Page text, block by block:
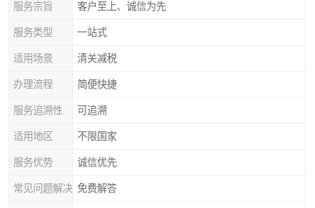
服务宗旨 客户至上、诚信为先
服务类型 一站式
适用场景 清关减税
办理流程 简便快捷
服务追溯性 可追溯
适用地区 不限国家
服务优势 诚信优先
常见问题解决 免费解答